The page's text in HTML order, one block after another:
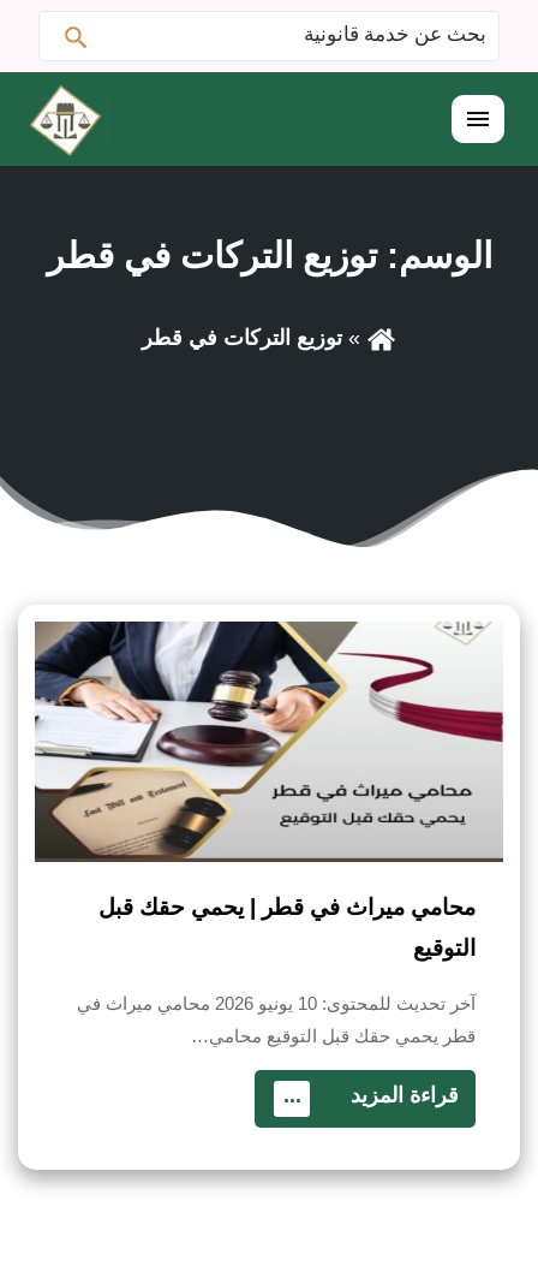
البحث
عن:
القائمة
الوسم:توزيع التركات في قطر
توزيع التركات في قطر
محامي ميراث في قطر | يحمي حقك قبل
التوقيع
آخر تحديث للمحتوى: 10 يونيو 2026 محامي ميراث في
قطر يحمي حقك قبل التوقيع محامي…
قراءة المزيد ...